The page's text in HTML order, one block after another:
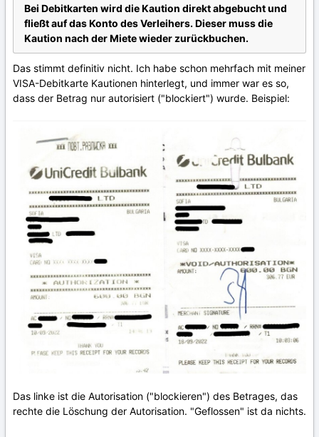
Bei Debitkarten wird die Kaution direkt abgebucht und
fließt auf das Konto des Verleihers. Dieser muss die
Kaution nach der Miete wieder zurückbuchen.
Das stimmt definitiv nicht. Ich habe schon mehrfach mit meiner
VISA-Debitkarte Kautionen hinterlegt, und immer war es so,
dass der Betrag nur autorisiert ("blockiert") wurde. Beispiel:
Das linke ist die Autorisation ("blockieren") des Betrages, das
rechte die Löschung der Autorisation. "Geflossen" ist da nichts.